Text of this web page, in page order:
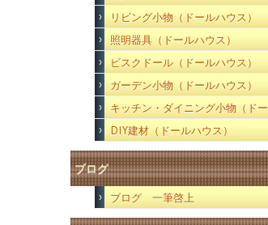
リビング小物（ドールハウス）
照明器具（ドールハウス）
ビスクドール（ドールハウス）
ガーデン小物（ドールハウス）
キッチン・ダイニング小物（ドー
ルハウス）
DIY建材（ドールハウス）
ブログ
ブログ 一筆啓上